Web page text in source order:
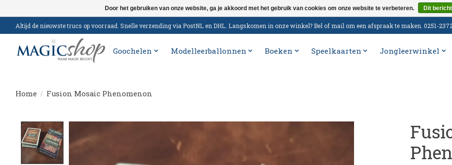
Altijd de nieuwste trucs op voorraad. Snelle verzending via PostNL en DHL. Langskomen in onze winkel? Bel of mail om een afspraak te maken. 0251-
Goochelen Modelleerballonnen Boeken Speelkaarten Jongleerwinkel
Home / Fusion Mosaic Phenomenon
Door het gebruiken van onze website, ga je akkoord met het gebruik van cookies om onze website te verbeteren. Dit